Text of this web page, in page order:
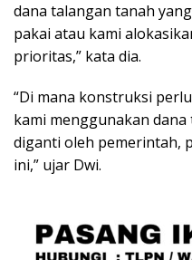
dana talangan tanah
pakai atau kami
prioritas,” kata dia.
“Di mana konstruksi
kami menggunakan
diganti oleh pemerintah,
ini,” ujar Dwi.